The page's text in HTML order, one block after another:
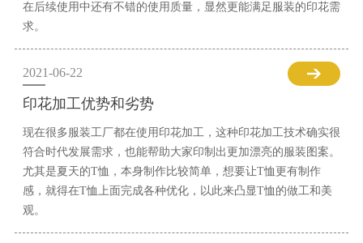
在后续使用中还有不错的使用质量，显然更能满足服装的印花需
求。
2021-06-22
印花加工优势和劣势
现在很多服装工厂都在使用印花加工，这种印花加工技术确实很
符合时代发展需求，也能帮助大家印制出更加漂亮的服装图案。
尤其是夏天的T恤，本身制作比较简单，想要让T恤更有制作
感，就得在T恤上面完成各种优化，以此来凸显T恤的做工和美
观。